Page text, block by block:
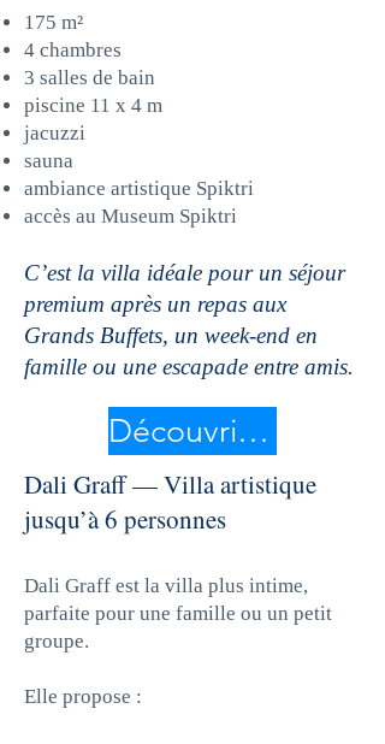
175 m²
4 chambres
3 salles de bain
piscine 11 x 4 m
jacuzzi
sauna
ambiance artistique Spiktri
accès au Museum Spiktri
C’est la villa idéale pour un séjour
premium après un repas aux
Grands Buffets, un week-end en
famille ou une escapade entre amis.
Découvrir Mona Graff
Dali Graff — Villa artistique
jusqu’à 6 personnes
Dali Graff est la villa plus intime,
parfaite pour une famille ou un petit
groupe.
Elle propose :